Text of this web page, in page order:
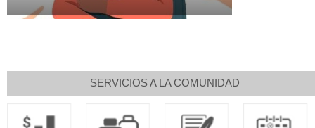
SERVICIOS A LA COMUNIDAD